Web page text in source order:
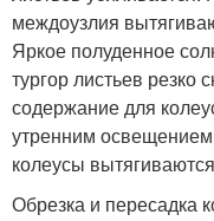
междоузлия
Яркое полуденное
тургор листьев резко
содержание для
утренним
колеусы
Обрезка и пересадка